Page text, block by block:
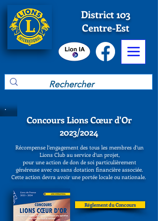
District 103
Centre-Est
Concours Lions Cœur d'Or
2023/2024
Récompense l’engagement des tous les membres d’un
Lions Club au service d’un projet,
pour une action de don de soi particulièrement
généreuse avec ou sans dotation financière associée.
Cette action devra avoir une portée locale ou nationale.
Réglement du Concours